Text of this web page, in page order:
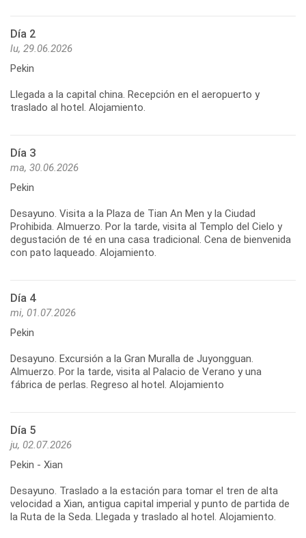
Día 2
lu, 29.06.2026
Pekin
Llegada a la capital china. Recepción en el aeropuerto y
Día 3
ma, 30.06.2026
Pekin
Desayuno. Visita a la Plaza de Tian An Men y la Ciudad
Prohibida. Almuerzo. Por la tarde, visita al Templo del Cielo y
degustación de té en una casa tradicional. Cena de bienvenida
Día 4
mi, 01.07.2026
Pekin
Desayuno. Excursión a la Gran Muralla de Juyongguan.
Almuerzo. Por la tarde, visita al Palacio de Verano y una
Día 5
ju, 02.07.2026
Pekin - Xian
Desayuno. Traslado a la estación para tomar el tren de alta
velocidad a Xian, antigua capital imperial y punto de partida de